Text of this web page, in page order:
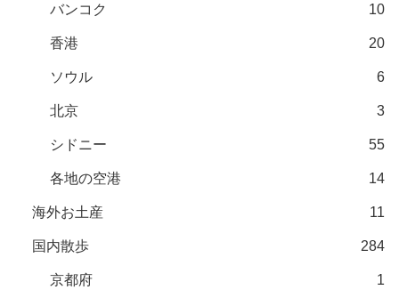
バンコク 10
香港 20
ソウル 6
北京 3
シドニー 55
各地の空港 14
海外お土産 11
国内散歩 284
京都府 1